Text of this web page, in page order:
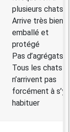
plusieurs chats
Arrive très bien
emballé et
protégé
Pas d’agrégats
Tous les chats
n’arrivent pas
forcément à s’y
habituer